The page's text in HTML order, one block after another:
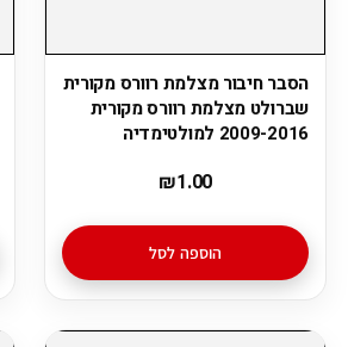
הסבר חיבור מצלמת רוורס מקורית
שברולט מצלמת רוורס מקורית
2009-2016 למולטימדיה
₪1.00
הוספה לסל